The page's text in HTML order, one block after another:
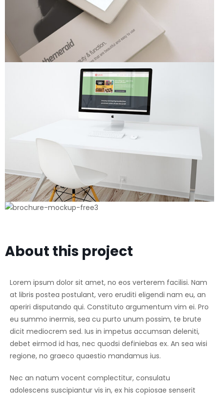
About this project
Lorem ipsum dolor sit amet, no eos verterem facilisi. Nam
at libris postea postulant, vero eruditi eligendi nam eu, an
aperiri disputando qui. Constituto argumentum vim ei. Pro
eu summo inermis, sea cu purto unum possim, te brute
dicit mediocrem sed. Ius in impetus accumsan deleniti,
debet eirmod id has, nec quodsi definiebas ex. An sea wisi
regione, no graeco quaestio mandamus ius.
Nec an natum vocent complectitur, consulatu
adolescens suscipiantur vis in, ex his copiosae senserit